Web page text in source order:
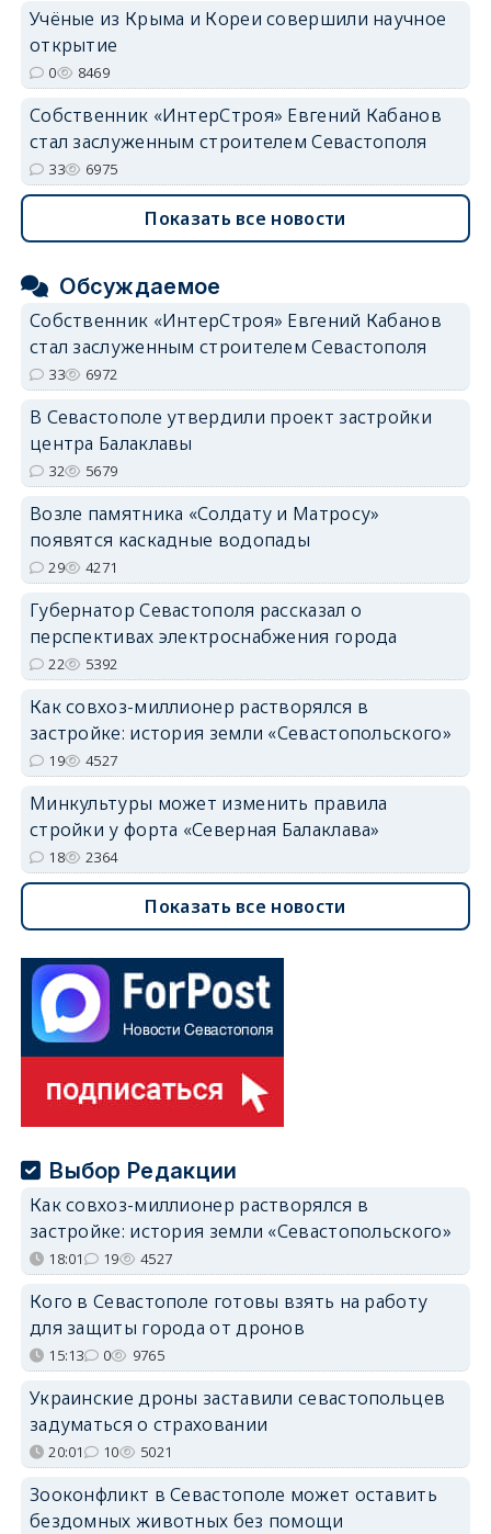
Учёные из Крыма и Кореи совершили научное
открытие
0 8469
Собственник «ИнтерСтроя» Евгений Кабанов
стал заслуженным строителем Севастополя
33 6975
Показать все новости
Обсуждаемое
Собственник «ИнтерСтроя» Евгений Кабанов
стал заслуженным строителем Севастополя
33 6972
В Севастополе утвердили проект застройки
центра Балаклавы
32 5679
Возле памятника «Солдату и Матросу»
появятся каскадные водопады
29 4271
Губернатор Севастополя рассказал о
перспективах электроснабжения города
22 5392
Как совхоз-миллионер растворялся в
застройке: история земли «Севастопольского»
19 4527
Минкультуры может изменить правила
стройки у форта «Северная Балаклава»
18 2364
Показать все новости
Выбор Редакции
Как совхоз-миллионер растворялся в
застройке: история земли «Севастопольского»
18:01 19 4527
Кого в Севастополе готовы взять на работу
для защиты города от дронов
15:13 0 9765
Украинские дроны заставили севастопольцев
задуматься о страховании
20:01 10 5021
Зооконфликт в Севастополе может оставить
бездомных животных без помощи